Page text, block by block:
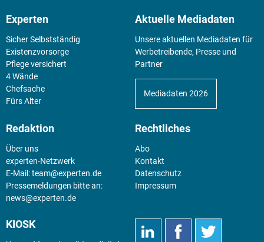
Experten
Sicher Selbstständig
Existenz­vorsorge
Pflege versichert
4 Wände
Chefsache
Fürs Alter
Aktuelle Mediadaten
Unsere aktuellen Mediadaten für
Werbetreibende, Presse und
Partner
Mediadaten 2026
Redaktion
Über uns
experten-Netzwerk
E-Mail:team@experten.de
Pressemeldungen bitte an:
news@experten.de
Rechtliches
Abo
Kontakt
Datenschutz
Impressum
KIOSK